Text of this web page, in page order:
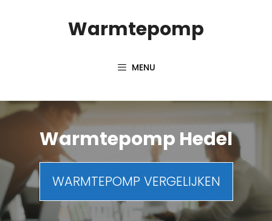
Warmtepomp
MENU
Warmtepomp Hedel
WARMTEPOMP VERGELIJKEN